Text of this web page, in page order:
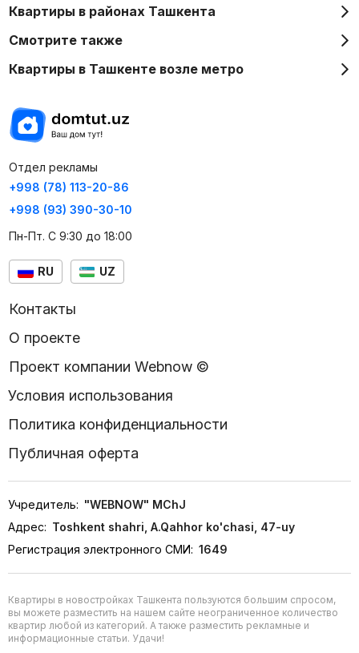
Квартиры в районах Ташкента
Смотрите также
Квартиры в Ташкенте возле метро
Отдел рекламы
+998 (78) 113-20-86
+998 (93) 390-30-10
Пн-Пт. С 9:30 до 18:00
RU UZ
Контакты
О проекте
Проект компании Webnow ©
Условия использования
Политика конфиденциальности
Публичная оферта
Учредитель: "WEBNOW" MChJ
Адрес: Toshkent shahri, A.Qahhor ko'chasi, 47-uy
Регистрация электронного СМИ: 1649
Квартиры в новостройках Ташкента пользуются большим спросом,
вы можете разместить на нашем сайте неограниченное количество
квартир любой из категорий. А также разместить рекламные и
информационные статьи. Удачи!